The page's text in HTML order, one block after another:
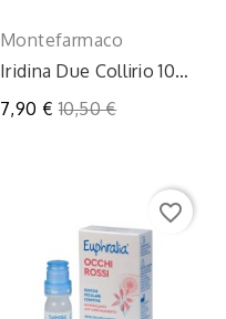
Montefarmaco
Iridina Due Collirio 10
Decongestionante...
7,90 € Prezzo
10,50 €
favorite_border